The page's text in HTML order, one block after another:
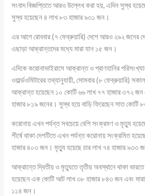
সংবাদ বিজ্ঞপ্তিতে আরও উল্লেখ করা হয়, এদিন সুস্থ
সুস্থ হয়েছেন ৪ লাখ ৮৩ হাজার ৯৩১ জন।
এর আগে রোববার (৭ ফেব্রুয়ারি) দেশে আরও ২৯২ জনের
এছাড়া আক্রান্তদের মধ্যে মারা যান ১৫ জন।
এদিকে করোনাভাইরাসে আক্রান্ত ও প্রাণহানির
ওয়ার্ল্ডওমিটারের তথ্যানুযায়ী, সোমবার (৮ ফেব্রুয়ারি)
আক্রান্ত হয়েছেন ১০ কোটি ৬৬ লাখ ৭৭ হাজার ৩৭২ জন
হাজার ৮১৯ জনের। সুস্থ হয়ে বাড়ি ফিরেছেন সাত
করোনায় এখন পর্যন্ত সবচেয়ে বেশি সংক্রমণ ও মৃত্যু
শীর্ষে থাকা দেশটিতে এখন পর্যন্ত করোনায় সংক্রমিত
হাজার ৪০৩ জন। মৃত্যু হয়েছে চার লাখ ৭৪ হাজার ৯৩৩
আক্রান্তে দ্বিতীয় ও মৃত্যুতে তৃতীয় অবস্থানে থাকা
হয়েছেন এক কোটি আট লাখ ৩৮ হাজার ৮৪৩ জন এবং
১১৪ জন।